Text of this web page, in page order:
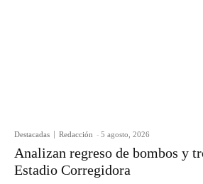
Destacadas Redacción - 5 agosto, 2026
Analizan regreso de bombos y
Estadio Corregidora